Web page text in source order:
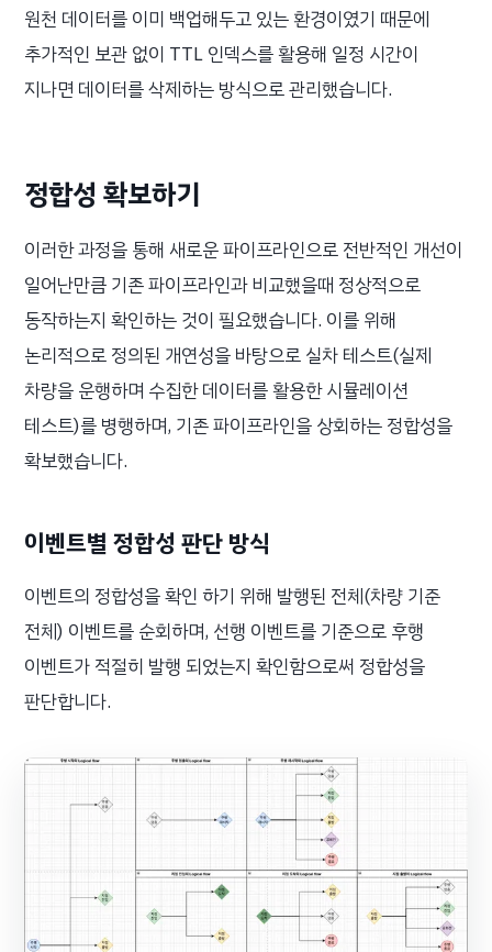
원천 데이터를 이미 백업해두고 있는 환경이였기 때문에
추가적인 보관 없이 TTL 인덱스를 활용해 일정 시간이
지나면 데이터를 삭제하는 방식으로 관리했습니다.
정합성 확보하기
이러한 과정을 통해 새로운 파이프라인으로 전반적인 개선이
일어난만큼 기존 파이프라인과 비교했을때 정상적으로
동작하는지 확인하는 것이 필요했습니다. 이를 위해
논리적으로 정의된 개연성을 바탕으로 실차 테스트(실제
차량을 운행하며 수집한 데이터를 활용한 시뮬레이션
테스트)를 병행하며, 기존 파이프라인을 상회하는 정합성을
확보했습니다.
이벤트별 정합성 판단 방식
이벤트의 정합성을 확인 하기 위해 발행된 전체(차량 기준
전체) 이벤트를 순회하며, 선행 이벤트를 기준으로 후행
이벤트가 적절히 발행 되었는지 확인함으로써 정합성을
판단합니다.